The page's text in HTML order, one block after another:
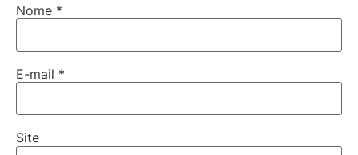
Nome *
E-mail *
Site